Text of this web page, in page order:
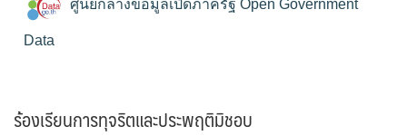
ศูนย์กลางข้อมูลเปิดภาครัฐ Open Government
Data
ร้องเรียนการทุจริตและประพฤติมิชอบ